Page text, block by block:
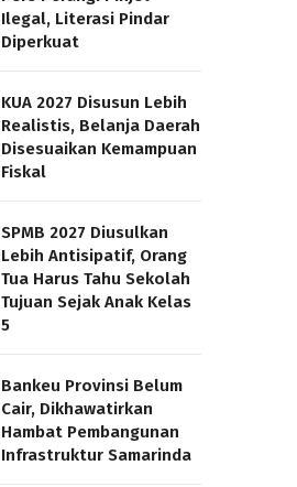
Ilegal, Literasi Pindar
Diperkuat
KUA 2027 Disusun Lebih
Realistis, Belanja Daerah
Disesuaikan Kemampuan
Fiskal
SPMB 2027 Diusulkan
Lebih Antisipatif, Orang
Tua Harus Tahu Sekolah
Tujuan Sejak Anak Kelas
5
Bankeu Provinsi Belum
Cair, Dikhawatirkan
Hambat Pembangunan
Infrastruktur Samarinda